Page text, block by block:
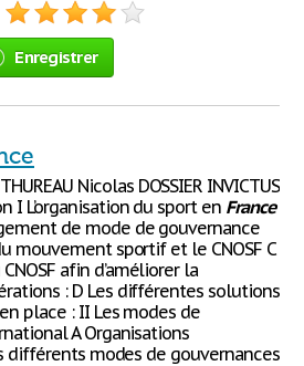
Enregistrer
Nicolas DOSSIER INVICTUS
I L’organisation du sport en France
de mode de gouvernance
mouvement sportif et le CNOSF C
afin d’améliorer la
: D Les différentes solutions
place : II Les modes de
A Organisations
différents modes de gouvernances